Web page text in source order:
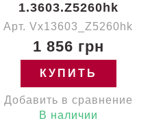
1.3603.Z5260hk
Арт. Vx13603_Z5260hk
1 856 грн
КУПИТЬ
Добавить в сравнение
В наличии